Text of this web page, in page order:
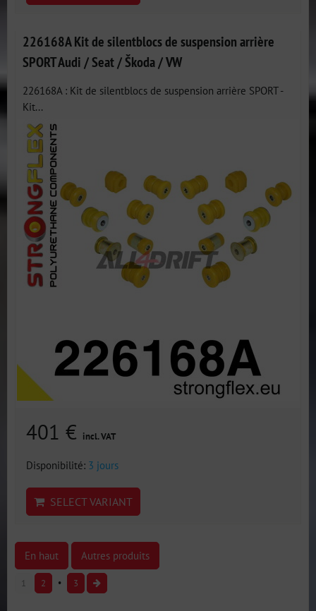
226168A Kit de silentblocs de suspension arrière
SPORT Audi / Seat / Škoda / VW
226168A : Kit de silentblocs de suspension arrière SPORT -
Kit...
401 € incl. VAT
Disponibilité: 3 jours
SELECT VARIANT
En haut Autres produits
1 2 3